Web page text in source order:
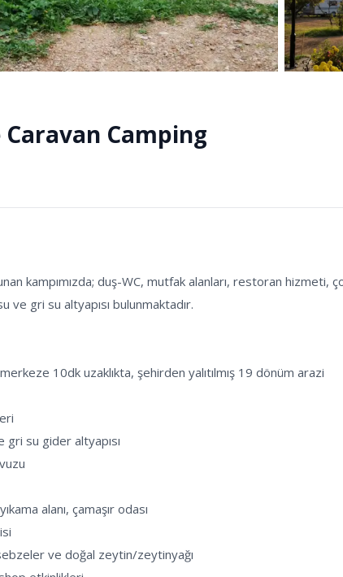
Camping
kampımızda; duş-WC, mutfak alanları, restoran hizmeti,
gri su altyapısı bulunmaktadır.